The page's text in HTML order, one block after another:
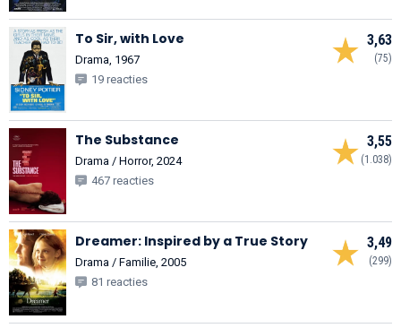
3,63
(75)
To Sir, with Love
Drama, 1967
19 reacties
3,55
(1.038)
The Substance
Drama / Horror, 2024
467 reacties
3,49
(299)
Dreamer: Inspired by a True Story
Drama / Familie, 2005
81 reacties